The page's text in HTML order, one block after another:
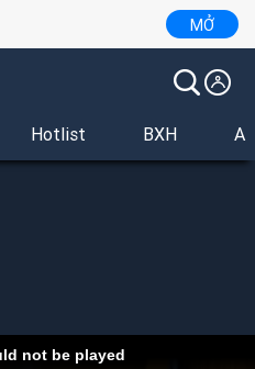
MỞ
Hotlist BXH
not be played